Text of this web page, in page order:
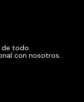
de todo.
con nosotros.